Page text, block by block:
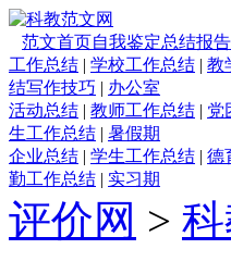
范文首页自我鉴定总结报告
工作总结 | 学校工作总结 | 教
结写作技巧 | 办公室
活动总结 | 教师工作总结 | 党
生工作总结 | 暑假期
企业总结 | 学生工作总结 | 德
勤工作总结 | 实习期
评价网 >